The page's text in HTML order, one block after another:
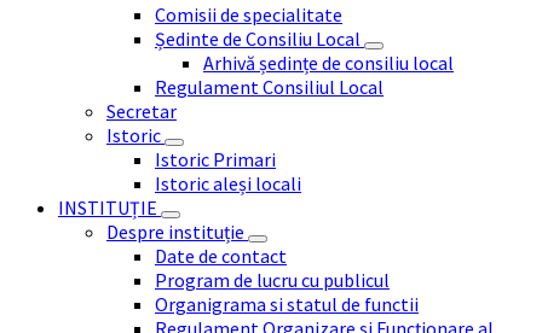
Comisii de specialitate
Ședinte de Consiliu Local
Arhivă ședințe de consiliu local
Regulament Consiliul Local
Secretar
Istoric
Istoric Primari
Istoric aleși locali
INSTITUȚIE
Despre instituție
Date de contact
Program de lucru cu publicul
Organigrama si statul de functii
Regulament Organizare și Funcționare al